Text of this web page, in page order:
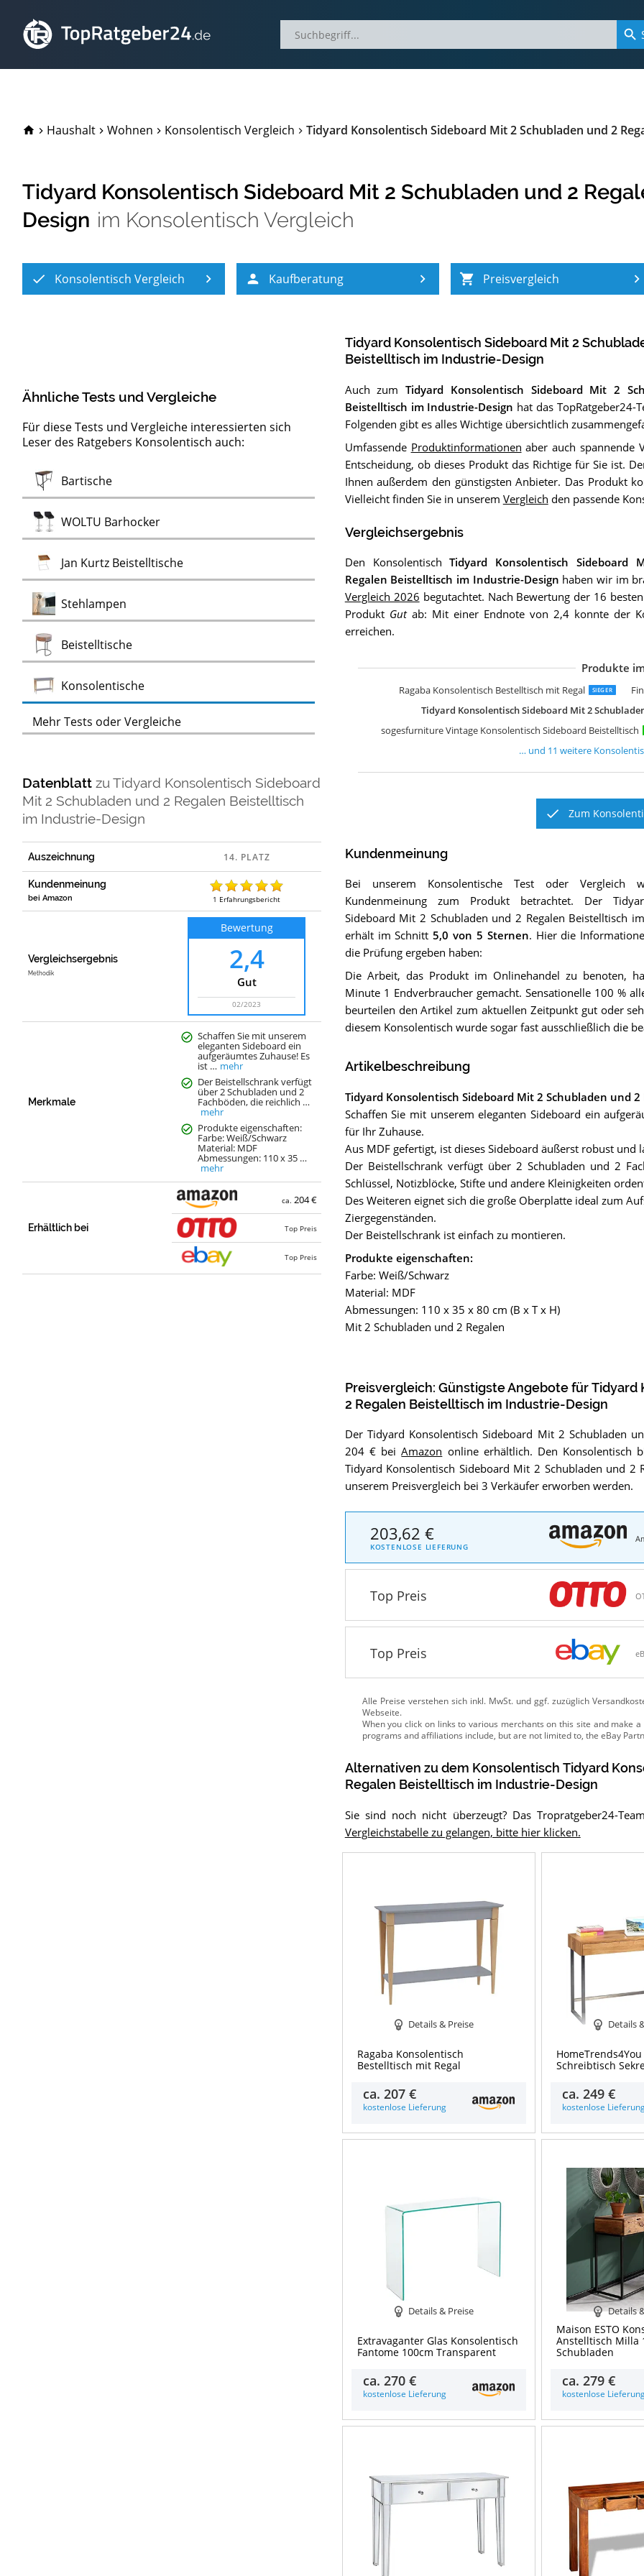
TopRatgeber24.de
Haushalt Wohnen Konsolentisch Vergleich Tidyard Konsolentisch Sideboard Mit 2 Schubladen und 2
Tidyard Konsolentisch Sideboard Mit 2 Schubladen und 2
Design im Konsolentisch Vergleich
Konsolentisch Vergleich Kaufberatung Preisvergleich
Ähnliche Tests und Vergleiche
Für diese Tests und Vergleiche interessierten sich
Leser des Ratgebers Konsolentisch auch:
BartischeTest
WOLTU BarhockerTest
Jan Kurtz BeistelltischeTest
Stehlampen
BeistelltischeTest
KonsolentischeTest
ServierwagenTest
Moderne
WanduhrenTest
LED-Pendelleuchten
Artemide Deckenleuchten
Design Wanduhren
KronleuchterTest
Nicht-tickende Wanduhren
Ewiger Kalender
Flugzeugtrolleys
Alu Bord-Boxen
Stimmungslichter
Monstera
Test
Monstera Kunstpflanzen
Mehr Tests oder Vergleiche
DatenblattzuTidyard Konsolentisch Sideboard
Mit 2 Schubladen und 2 Regalen Beistelltisch
im Industrie-Design
Auszeichnung
Kundenmeinung
bei Amazon 1 Erfahrungsbericht
Vergleichsergebnis
Methodik
Bewertung
2,4
Gut
02/2023
Merkmale
Schaffen Sie mit unserem
eleganten Sideboard ein
aufgeräumtes Zuhause! Es
ist … mehr
Der Beistellschrank verfügt
über 2 Schubladen und 2
Fachböden, die reichlich …
mehr
Produkte eigenschaften:
Farbe: Weiß/Schwarz
Material: MDF
Abmessungen: 110 x 35 …
mehr
Erhältlich bei
ca.204 €
Top Preis
Top Preis
Tidyard Konsolentisch Sideboard Mit 2
Beistelltisch im Industrie-Design
Auch zumTidyard Konsolentisch Sideboard Mit 2
Beistelltisch im Industrie-Design hat das TopRatgeber24-
Folgenden gibt es alles Wichtige übersichtlich
Umfassende Produktinformationen aber auch spannende
Entscheidung, ob dieses Produkt das Richtige für Sie ist.
Ihnen außerdem den günstigsten Anbieter. Das Produkt
Vielleicht finden Sie in unserem Vergleich den passende
Vergleichsergebnis
Den KonsolentischTidyard Konsolentisch
Regalen Beistelltisch im Industrie-Design haben wir im
Vergleich 2026 begutachtet. Nach Bewertung der 16
Produkt Gutab: Mit einer Endnote von 2,4 konnte der
erreichen.
Produkte
Ragaba Konsolentisch Bestelltisch mit Regal SIEGER
Tidyard Konsolentisch Sideboard Mit 2
sogesfurniture Vintage Konsolentisch Sideboard Beistelltisch
… und 11 weitere
Zum
Kundenmeinung
Bei unserem KonsolentischeTest oder Vergleich
Kundenmeinung zum Produkt betrachtet.
Der
Sideboard Mit 2 Schubladen und 2 Regalen Beistelltisch
erhält im Schnitt5,0 von 5 Sternen. Hier die
die Prüfung ergeben haben:
Die Arbeit, das Produkt im Onlinehandel zu benoten,
Minute 1 Endverbraucher gemacht. Sensationelle 100 %
beurteilen den Artikel zum aktuellen Zeitpunkt gut oder
diesem Konsolentisch wurde sogar fast ausschließlich die
Artikelbeschreibung
Tidyard Konsolentisch Sideboard Mit 2 Schubladen und
Schaffen Sie mit unserem eleganten Sideboard ein
für Ihr Zuhause.
Aus MDF gefertigt, ist dieses Sideboard äußerst robust und
Der Beistellschrank verfügt über 2 Schubladen und 2
Schlüssel, Notizblöcke, Stifte und andere Kleinigkeiten
Des Weiteren eignet sich die große Oberplatte ideal zum
Ziergegenständen.
Der Beistellschrank ist einfach zu montieren.
Produkte eigenschaften:
Farbe: Weiß/Schwarz
Material: MDF
Abmessungen: 110 x 35 x 80 cm (B x T x H)
Mit 2 Schubladen und 2 Regalen
Preisvergleich: Günstigste Angebote für Tidyard
2 Regalen Beistelltisch im Industrie-Design
Der Tidyard Konsolentisch Sideboard Mit 2 Schubladen
204 € beiAmazon online erhältlich. Den Konsolentisch
Tidyard Konsolentisch Sideboard Mit 2 Schubladen und
unserem Preisvergleich bei 3 Verkäufer erworben werden.
203,62 €
KOSTENLOSE LIEFERUNG
Top Preis
Top Preis
Alle Preise verstehen sich inkl. MwSt. und ggf. zuzüglich
Webseite.
Alternativen zu dem Konsolentisch Tidyard
Regalen Beistelltisch im Industrie-Design
Sie sind noch nicht überzeugt? Das Tropratgeber24-
Vergleichstabelle zu gelangen, bitte hier klicken.
Details & Preise
Ragaba Konsolentisch
Bestelltisch mit Regal
ca. 207 €
kostenlose Lieferung
Details
Schreibtisch
ca.249 €
kostenlose
Details & Preise
Extravaganter Glas Konsolentisch
Fantome 100cm Transparent
ca. 270 €
kostenlose Lieferung
Details
Maison ESTO
Anstelltisch Milla
Schubladen
ca.279 €
kostenlose